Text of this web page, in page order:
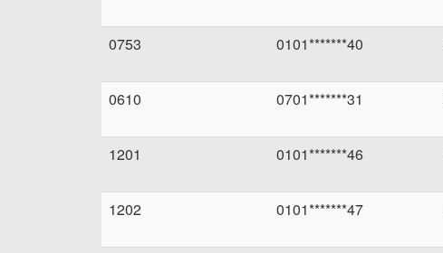
0753
0101*******40
0610
0701*******31
1201
0101*******46
1202
0101*******47